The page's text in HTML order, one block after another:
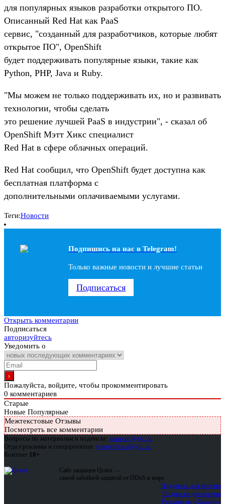
для популярных языков разработки открытого ПО.
Описанный Red Hat как PaaS
сервис, "созданный для разработчиков, которые любят
открытое ПО", OpenShift
будет поддерживать популярные языки, такие как
Python, PHP, Java и Ruby.
"Мы можем не только поддерживать их, но и развивать
технологии, чтобы сделать
это решение лучшей PaaS в индустрии", - сказал об
OpenShift Мэтт Хикс специалист
Red Hat в сфере облачных операций.
Red Hat сообщил, что OpenShift будет доступна как
бесплатная платформа с
дополнительными оплачиваемыми услугами.
Теги:Новости
Подпишись на наc в Telegram!
Только важные новости и лучшие статьи
Подписаться
Открыть комментарии
Подписаться
авторизуйтесь
Уведомить о
Пожалуйста, войдите, чтобы прокомментировать
0 комментариев
Старые
Новые Популярные
Межтекстовые Отзывы
Посмотреть все комментарии
Вопросы по материалам и подписке: support@glc.ru
Отдел рекламы и спецпроектов: yakovleva.a@glc.ru
Контент 18+
Сайт защищен Qrator —
самой забойной защитой от DDoS в мире
Подписка для физлиц
Подписка для юрлиц
Реклама на «Хакере»